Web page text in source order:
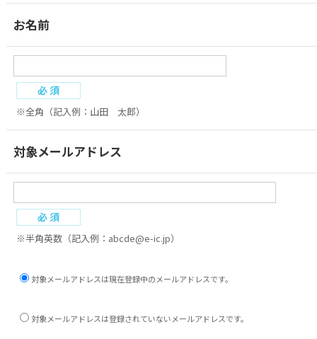
お名前
※全角（記入例：山田 太郎）
対象メールアドレス
※半角英数（記入例：abcde@e-ic.jp）
対象メールアドレスは現在登録中のメールアドレスです。
対象メールアドレスは登録されていないメールアドレスです。